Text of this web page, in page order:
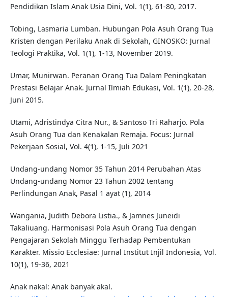
Pendidikan Islam Anak Usia Dini, Vol. 1(1), 61-80, 2017.
Tobing, Lasmaria Lumban. Hubungan Pola Asuh Orang Tua
Kristen dengan Perilaku Anak di Sekolah, GINOSKO: Jurnal
Teologi Praktika, Vol. 1(1), 1-13, November 2019.
Umar, Munirwan. Peranan Orang Tua Dalam Peningkatan
Prestasi Belajar Anak. Jurnal Ilmiah Edukasi, Vol. 1(1), 20-28,
Juni 2015.
Utami, Adristindya Citra Nur., & Santoso Tri Raharjo. Pola
Asuh Orang Tua dan Kenakalan Remaja. Focus: Jurnal
Pekerjaan Sosial, Vol. 4(1), 1-15, Juli 2021
Undang-undang Nomor 35 Tahun 2014 Perubahan Atas
Undang-undang Nomor 23 Tahun 2002 tentang
Perlindungan Anak, Pasal 1 ayat (1), 2014
Wangania, Judith Debora Listia., & Jamnes Juneidi
Takaliuang. Harmonisasi Pola Asuh Orang Tua dengan
Pengajaran Sekolah Minggu Terhadap Pembentukan
Karakter. Missio Ecclesiae: Jurnal Institut Injil Indonesia, Vol.
10(1), 19-36, 2021
Anak nakal: Anak banyak akal.